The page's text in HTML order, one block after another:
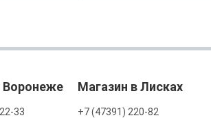
Воронеже
33
Магазин в Лисках
+7 (47391) 220-82